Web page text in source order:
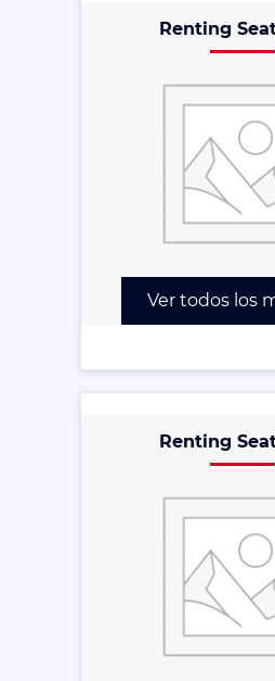
Renting
Ver todos los
Renting